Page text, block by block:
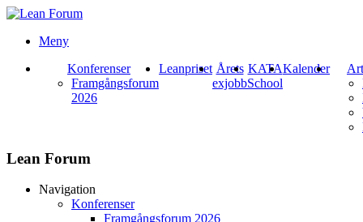
Meny
Konferenser
Framgångsforum
2026
Leanpriset Årets
exjobb
KATA
School
Kalender
Lean Forum
Navigation
Konferenser
Framgångsforum 2026